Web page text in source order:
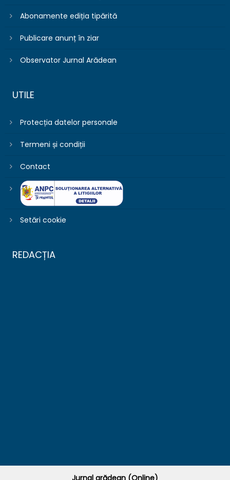
Abonamente ediția tipărită
Publicare anunț în ziar
Observator Jurnal Arădean
UTILE
Protecția datelor personale
Termeni și condiții
Contact
Setări cookie
REDACȚIA